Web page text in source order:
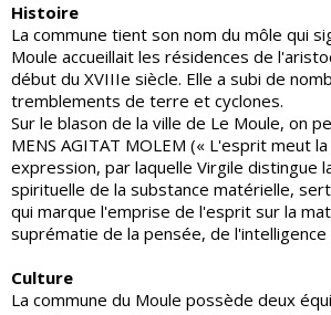
Histoire
La commune tient son nom du môle qui
Moule accueillait les résidences de
début du XVIIIe siècle. Elle a subi de
tremblements de terre et cyclones.
Sur le blason de la ville de Le Moule, on
MENS AGITAT MOLEM (« L'esprit meut
expression, par laquelle Virgile distingue
spirituelle de la substance matérielle,
qui marque l'emprise de l'esprit sur la
suprématie de la pensée, de l'intelligence
Culture
La commune du Moule possède deux